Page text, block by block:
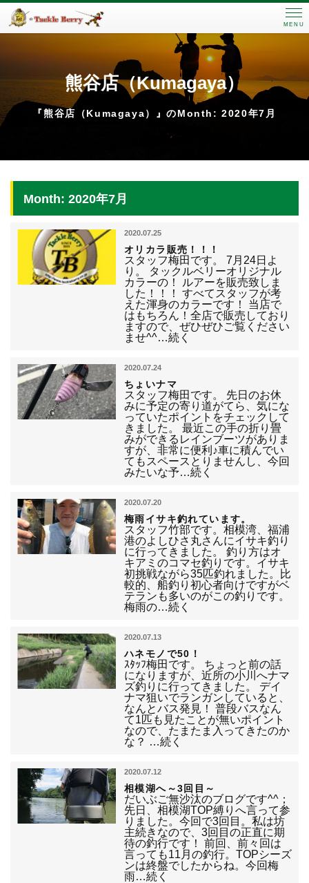
MENU
熊谷店（Kumagaya）
『熊谷店（Kumagaya）』のMonth: 2020年7月
Month: 2020年7月
2020.07.25
オリカラ販売！！！
スタッフ梅田です。 7月24日よ
り。 タックルベリーオリジナル
カラーの！ ルアーを販売致しま
した！！！ すべてスタッフが考
えた渾身のカラーです！ 当店で
はもちろん！全店で販売しており
ますので、ぜひぜひご覧ください
ませ^^…続く
2020.07.24
ちょいナマ
スタッフ梅田です。 先日のお休
みに予定の寄り道がてら、気にな
っていたポイントをチェックして
きました。 最近この手の折り畳
みができるレインブーツがありま
すが、非常に便利♪車に積んでい
てもスペースとりませんし、今回
みたいな予…続く
2020.07.20
梅雨イサキ釣れています。
スタッフ竹部です。相模湾、福浦
港のよしひさ丸さんにイサキ釣り
に行ってきました。 釣り方はオ
キアミのコマセ釣りです。イサキ
初挑戦ながら35匹釣れました。比
較的、船釣り初心者向けですがベ
テランも多いのがこの釣りです。
梅雨の…続く
2020.07.13
ハネモノで50！
ｽﾀｯﾌ梅田です。 ちょっと前の話
になりますが、近所の小川へナマ
ズ釣りに行ってきました。 デイ
ナマ狙いでランガンしていると、
なんとバス発見！ 普段バスなん
て1匹も見たことが無いポイント
なので、たまたま入ってきたのか
な？ …続く
2020.07.12
相模湖へ～3回目～
だいぶご無沙汰のブログです^^；
先日、相模湖TOP縛りへ言って参
りました。今回で3回目。私は坊
主続きなので、3回目の正直に期
待の釣行です！ 前回、前々回は
言っても11月の釣行。TOPシーズ
ンは終盤でしたからね。今回梅
雨…続く